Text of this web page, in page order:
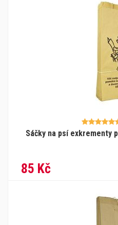
Sáčky na psí exkrementy
85 Kč